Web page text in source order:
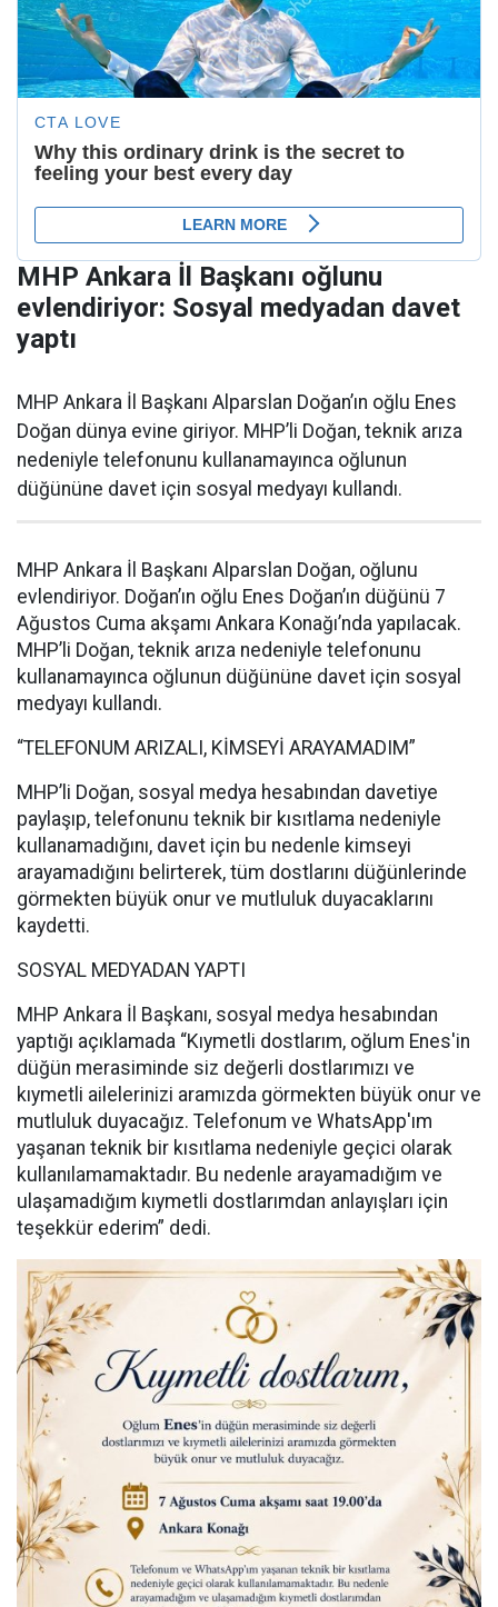
MHP Ankara İl Başkanı oğlunu
evlendiriyor: Sosyal medyadan davet
yaptı
MHP Ankara İl Başkanı Alparslan Doğan’ın oğlu Enes
Doğan dünya evine giriyor. MHP’li Doğan, teknik arıza
nedeniyle telefonunu kullanamayınca oğlunun
düğününe davet için sosyal medyayı kullandı.
MHP Ankara İl Başkanı Alparslan Doğan, oğlunu
evlendiriyor. Doğan’ın oğlu Enes Doğan’ın düğünü 7
Ağustos Cuma akşamı Ankara Konağı’nda yapılacak.
MHP’li Doğan, teknik arıza nedeniyle telefonunu
kullanamayınca oğlunun düğününe davet için sosyal
medyayı kullandı.
“TELEFONUM ARIZALI, KİMSEYİ ARAYAMADIM”
MHP’li Doğan, sosyal medya hesabından davetiye
paylaşıp, telefonunu teknik bir kısıtlama nedeniyle
kullanamadığını, davet için bu nedenle kimseyi
arayamadığını belirterek, tüm dostlarını düğünlerinde
görmekten büyük onur ve mutluluk duyacaklarını
kaydetti.
SOSYAL MEDYADAN YAPTI
MHP Ankara İl Başkanı, sosyal medya hesabından
yaptığı açıklamada “Kıymetli dostlarım, oğlum Enes'in
düğün merasiminde siz değerli dostlarımızı ve
kıymetli ailelerinizi aramızda görmekten büyük onur ve
mutluluk duyacağız. Telefonum ve WhatsApp'ım
yaşanan teknik bir kısıtlama nedeniyle geçici olarak
kullanılamamaktadır. Bu nedenle arayamadığım ve
ulaşamadığım kıymetli dostlarımdan anlayışları için
teşekkür ederim” dedi.